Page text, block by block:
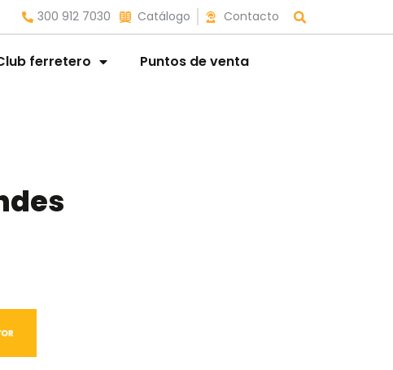
300 912 7030 Catálogo Contacto
ferretero
Puntos de venta